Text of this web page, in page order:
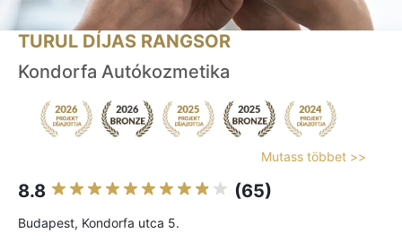
TURUL DÍJAS RANGSOR
Kondorfa Autókozmetika
Mutass többet >>
8.8 (65)
Budapest, Kondorfa utca 5.